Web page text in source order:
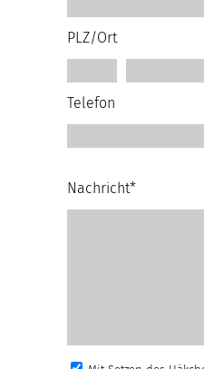
PLZ/Ort
Telefon
Nachricht*